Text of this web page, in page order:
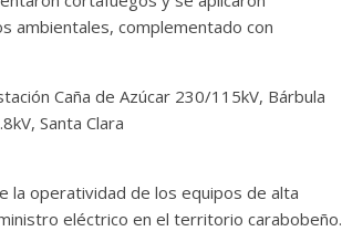
ambientales, complementado con
Caña de Azúcar 230/115kV, Bárbula
Santa Clara
la operatividad de los equipos de alta
eléctrico en el territorio carabobeño.